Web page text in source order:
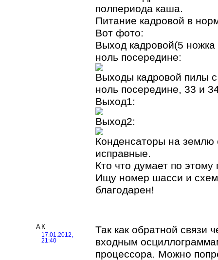
полпериода каша.
Питание кадровой в
Вот фото:
Выход кадровой(5
ноль посередине:
Выходы кадровой пилы
ноль посередине, 33 и
Выход1:
Выход2:
Конденсаторы на землю
исправные.
Кто что думает по этому
Ищу номер шасси и
благодарен!
АК
17.01.2012,
21:40
Так как обратной связи
входным
процессора. Можно